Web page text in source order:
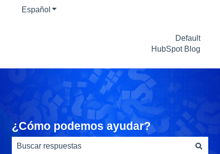
Español Traducciones de Mostrar submenú de
Default
HubSpot Blog
¿Cómo podemos ayudar?